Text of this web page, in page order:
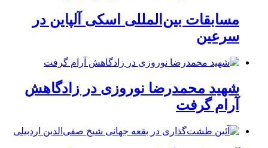
مسابقات بین‌المللی اسکی آلپاین در
سرعین
شهید محمدرضا نوروزی در زادگاهش
آرام گرفت